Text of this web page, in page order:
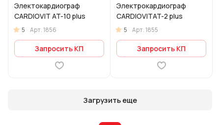
Электокардиограф
CARDIOVIT AT-10 plus
5 Арт.1856
Запросить КП
Электрокардиограф
CARDIOVITAT-2 plus
5 Арт.1855
Запросить КП
Загрузить еще